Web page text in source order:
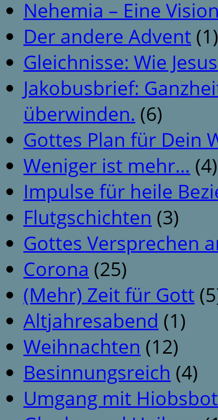
Nehemia – Eine
Der andere Advent (1)
Gleichnisse: Wie
Jakobusbrief:
überwinden. (6)
Gottes Plan für Dein
Weniger ist mehr… (4)
Impulse für heile
Flutgschichten (3)
Gottes Versprechen
Corona (25)
(Mehr) Zeit für Gott
Altjahresabend (1)
Weihnachten (12)
Besinnungsreich (4)
Umgang mit